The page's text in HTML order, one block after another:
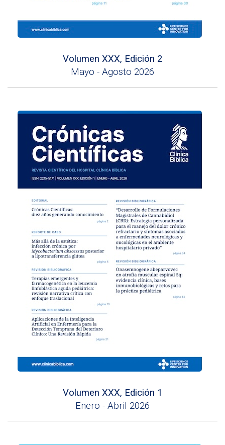
Volumen XXX, Edición 2
Mayo - Agosto 2026
Volumen XXX, Edición 1
Enero - Abril 2026